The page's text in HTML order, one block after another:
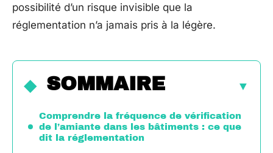
possibilité d’un risque invisible que la
réglementation n’a jamais pris à la légère.
SOMMAIRE
Comprendre la fréquence de vérification
de l’amiante dans les bâtiments : ce que
dit la réglementation